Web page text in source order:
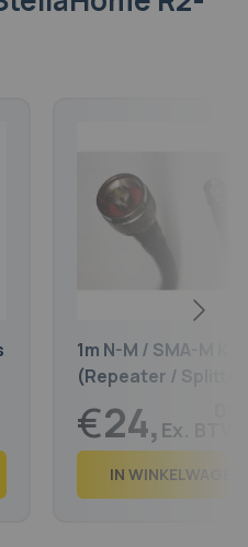
1m N-M / SMA-M
(Repeater /
€24,
€ 29,
IN WINKELWAGEN